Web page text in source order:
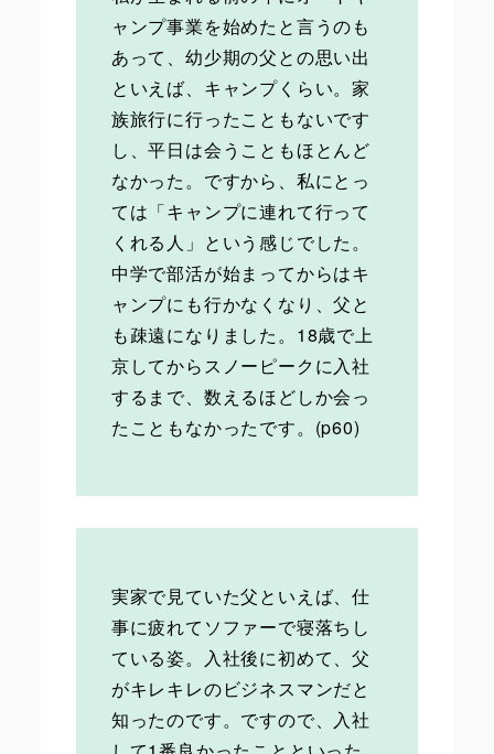
ャンプ事業を始めたと言うのも
あって、幼少期の父との思い出
といえば、キャンプくらい。家
族旅行に行ったこともないです
し、平日は会うこともほとんど
なかった。ですから、私にとっ
ては「キャンプに連れて行って
くれる人」という感じでした。
中学で部活が始まってからはキ
ャンプにも行かなくなり、父と
も疎遠になりました。18歳で上
京してからスノーピークに入社
するまで、数えるほどしか会っ
たこともなかったです。(p60)
実家で見ていた父といえば、仕
事に疲れてソファーで寝落ちし
ている姿。入社後に初めて、父
がキレキレのビジネスマンだと
知ったのです。ですので、入社